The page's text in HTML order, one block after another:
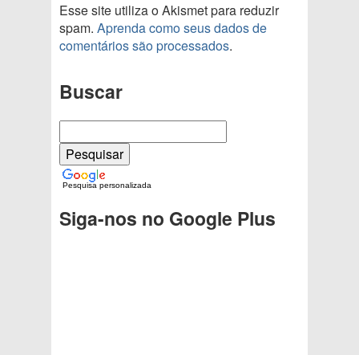
Esse site utiliza o Akismet para reduzir
spam. Aprenda como seus dados de
comentários são processados.
Buscar
Pesquisa personalizada
Siga-nos no Google Plus